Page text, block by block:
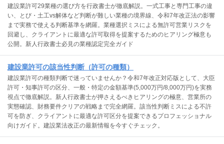
建設業許可29業種の選び方を行政書士が徹底解説。一式工事と専門工事の違
い、とび・土工vs解体など判断が難しい業種の境界線、令和7年改正法の影響
まで実務で使える判断基準を網羅。業種選択ミスによる無許可営業リスクを
回避し、クライアントに最適な許可取得を提案するためのヒアリング極意も
公開。新人行政書士必見の業種認定完全ガイド
建設業許可の該当性判断（許可の種類）
建設業許可の種類判断で迷っていませんか？令和7年改正対応版として、大臣
許可・知事許可の区分、一般・特定の金額基準(5,000万円/8,000万円)を実務
視点で徹底解説。新人行政書士が押さえるべきヒアリングの極意、営業所の
実態確認、財務要件クリアの戦略まで完全網羅。該当性判断ミスによる不許
可を防ぎ、クライアントに最適な許可区分を提案できるプロフェッショナル
向けガイド。建設業法改正の最新情報を今すぐチェック。